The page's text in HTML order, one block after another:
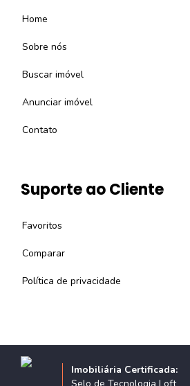
Home
Sobre nós
Buscar imóvel
Anunciar imóvel
Contato
Suporte ao Cliente
Favoritos
Comparar
Política de privacidade
Imobiliária Certificada: